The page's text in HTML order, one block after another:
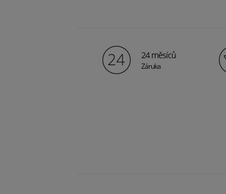
24 měsíců
Záruka